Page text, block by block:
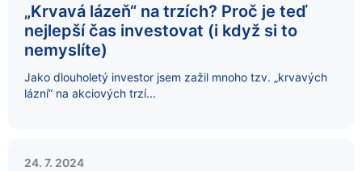
„Krvavá lázeň“ na trzích? Proč je teď
nejlepší čas investovat (i když si to
nemyslíte)
Jako dlouholetý investor jsem zažil mnoho tzv. „krvavých
lázní“ na akciových trzí...
24. 7. 2024